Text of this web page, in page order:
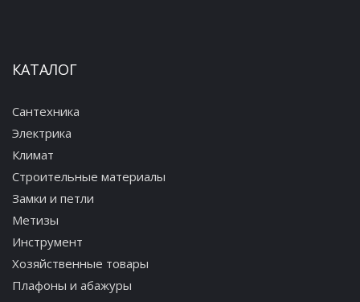
КАТАЛОГ
Сантехника
Электрика
Климат
Строительные материалы
Замки и петли
Метизы
Инструмент
Хозяйственные товары
Плафоны и абажуры